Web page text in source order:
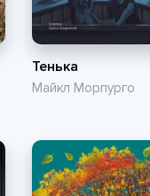
Тенька
Майкл Морпурго